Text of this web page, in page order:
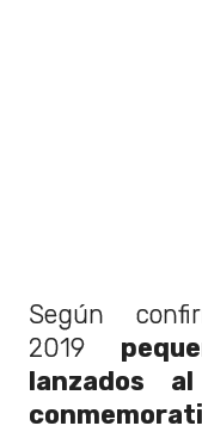
Según
2019
lanzados